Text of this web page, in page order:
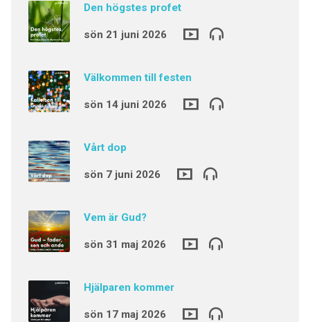
Den högstes profet
sön 21 juni 2026
Välkommen till festen
sön 14 juni 2026
Vårt dop
sön 7 juni 2026
Vem är Gud?
sön 31 maj 2026
Hjälparen kommer
sön 17 maj 2026